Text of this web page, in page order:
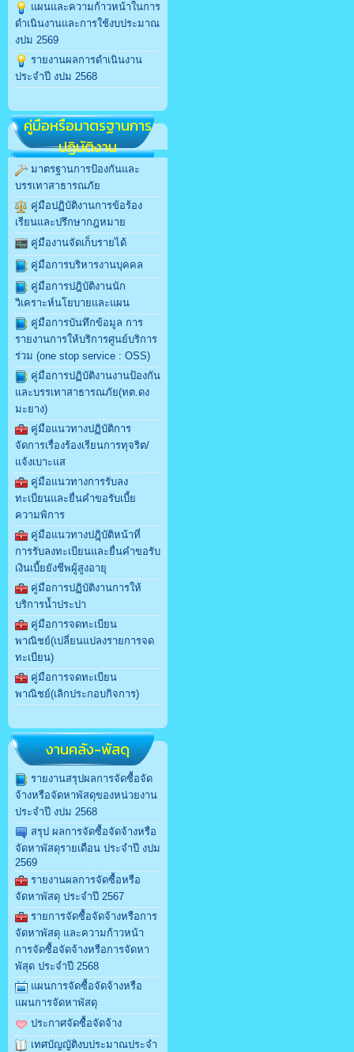
แผนและความก้าวหน้าในการ
ดำเนินงานและการใช้งบประมาณ
งปม 2569
รายงานผลการดำเนินงาน
ประจำปี งปม 2568
คู่มือหรือมาตรฐานการ
ปฏิบัติงาน
มาตรฐานการป้องกันและ
บรรเทาสาธารณภัย
คู่มือปฏิบัติงานการข้อร้อง
เรียนและปรึกษากฎหมาย
คู่มืองานจัดเก็บรายได้
คู่มือการบริหารงานบุคคล
คู่มือการปฎิบัติงานนัก
วิเคราะห์นโยบายและแผน
คู่มือการบันทึกข้อมูล การ
รายงานการให้บริการศูนย์บริการ
ร่วม (one stop service : OSS)
คู่มือการปฏิบัติงานงานป้องกัน
และบรรเทาสาธารณภัย(ทต.ดง
มะยาง)
คู่มือแนวทางปฏิบัติการ
จัดการเรื่องร้องเรียนการทุจริต/
แจ้งเบาะแส
คู่มือแนวทางการรับลง
ทะเบียนและยื่นคำขอรับเบี้ย
ความพิการ
คู่มือแนวทางปฎฺิบัติหน้าที่
การรับลงทะเบียนและยื่นคำขอรับ
เงินเบี้ยยังชีพผู้สูงอายุ
คู่มือการปฏิบัติงานการให้
บริการน้ำประปา
คู่มือการจดทะเบียน
พาณิชย์(เปลี่ยนแปลงรายการจด
ทะเบียน)
คู่มือการจดทะเบียน
พาณิชย์(เลิกประกอบกิจการ)
งานคลัง-พัสดุ
รายงานสรุปผลการจัดซื้อจัด
จ้างหรือจัดหาพัสดุของหน่วยงาน
ประจำปี งปม 2568
สรุป ผลการจัดซื้อจัดจ้างหรือ
จัดหาพัสดุรายเดือน ประจำปี งปม
2569
รายงานผลการจัดซื้อหรือ
จัดหาพัสดุ ประจำปี 2567
รายการจัดซื้อจัดจ้างหรือการ
จัดหาพัสดุ และความก้าวหน้า
การจัดซื้อจัดจ้างหรือการจัดหา
พัสุด ประจำปี 2568
แผนการจัดซื้อจัดจ้างหรือ
แผนการจัดหาพัสดุ
ประกาศจัดซื้อจัดจ้าง
เทศบัญญัติงบประมาณประจำ